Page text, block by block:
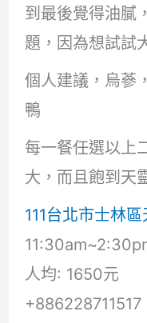
到最後覺得油膩
題，因為想試試
個人建議，烏蔘
鴨
每一餐任選以上
大，而且飽到天
111台北市士林
人均: 1650元
+886228711517